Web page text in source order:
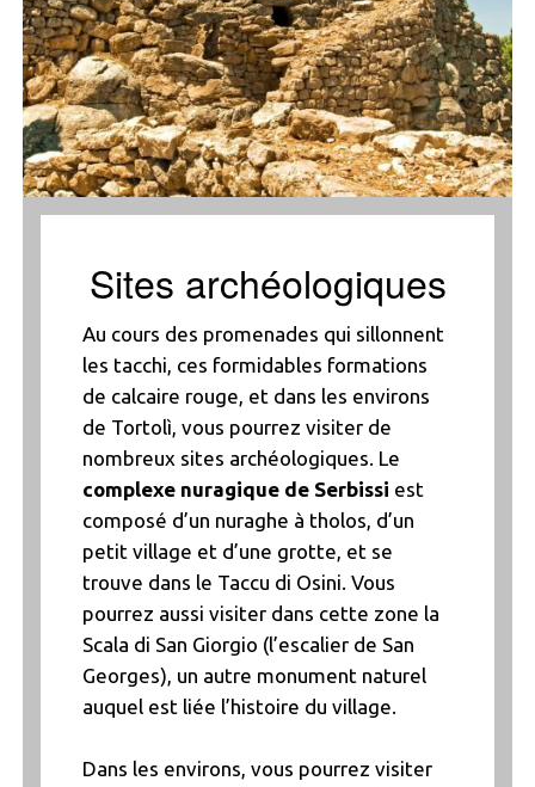
Sites archéologiques
Au cours des promenades qui sillonnent
les tacchi, ces formidables formations
de calcaire rouge, et dans les environs
de Tortolì, vous pourrez visiter de
nombreux sites archéologiques. Le
complexe nuragique de Serbissi est
composé d’un nuraghe à tholos, d’un
petit village et d’une grotte, et se
trouve dans le Taccu di Osini. Vous
pourrez aussi visiter dans cette zone la
Scala di San Giorgio (l’escalier de San
Georges), un autre monument naturel
auquel est liée l’histoire du village.
Dans les environs, vous pourrez visiter